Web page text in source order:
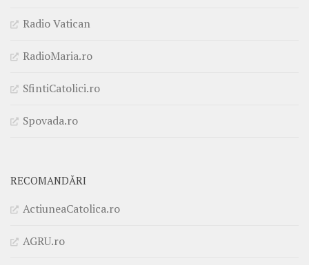
Radio Vatican
RadioMaria.ro
SfintiCatolici.ro
Spovada.ro
RECOMANDĂRI
ActiuneaCatolica.ro
AGRU.ro